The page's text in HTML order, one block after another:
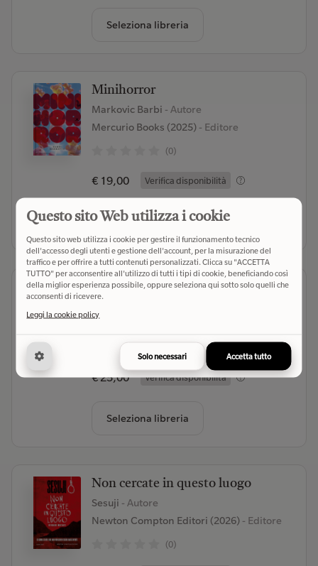
Seleziona libreria
Minihorror
Markovic Barbi - Autore
Mercurio Books (2025)- Editore
(0)
€ 19,00 Verifica disponibilità
Seleziona libreria
Spazio negativo
€ 25,00 Verifica disponibilità
Seleziona libreria
Non cercate in questo luogo
Sesuji - Autore
Newton Compton Editori (2026)- Editore
(0)
Questo sito Web utilizza i cookie
Questo sito web utilizza i cookie per gestire il funzionamento tecnico
dell'accesso degli utenti e gestione dell'account, per la misurazione del
traffico e per offrire a tutti contenuti personalizzati. Clicca su "ACCETTA
TUTTO" per acconsentire all'utilizzo di tutti i tipi di cookie, beneficiando così
della miglior esperienza possibile, oppure seleziona qui sotto solo quelli che
acconsenti di ricevere.
Leggi la cookie policy
Solo necessari Accetta tutto